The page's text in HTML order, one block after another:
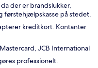
der er brandslukker,
førstehjælpskasse på stedet.
kreditkort. Kontanter
JCB International
professionelt.